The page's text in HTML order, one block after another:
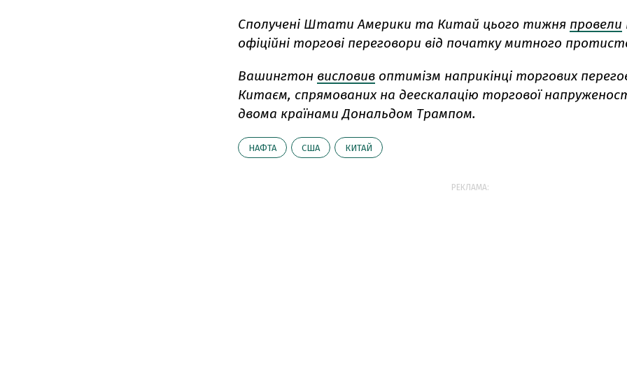
Сполучені Штати Америки та Китай цього тижня провели
офіційні торгові переговори від початку митного
Вашингтон висловив оптимізм наприкінці торгових
Китаєм, спрямованих на деескалацію торгової
двома країнами Дональдом Трампом.
НАФТА США КИТАЙ
РЕКЛАМА: